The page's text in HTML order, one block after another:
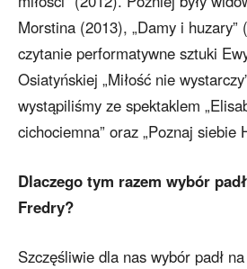
Morstina (2013), „Damy i huzary”
czytanie performatywne sztuki
Osiatyńskiej „Miłość nie
wystąpiliśmy ze spektaklem
cichociemna” oraz „Poznaj siebie
Dlaczego tym razem wybór
Fredry?
Szczęśliwie dla nas wybór padł